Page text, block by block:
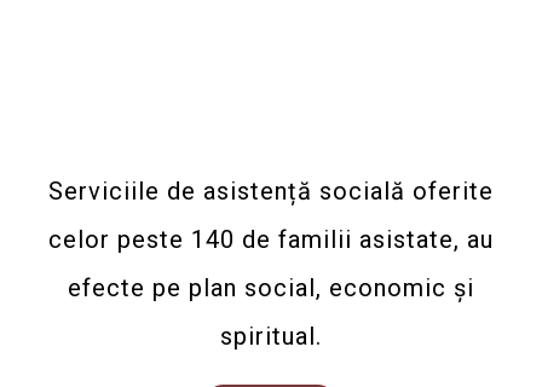
Serviciile de asistență socială oferite
celor peste 140 de familii asistate, au
efecte pe plan social, economic și
spiritual.